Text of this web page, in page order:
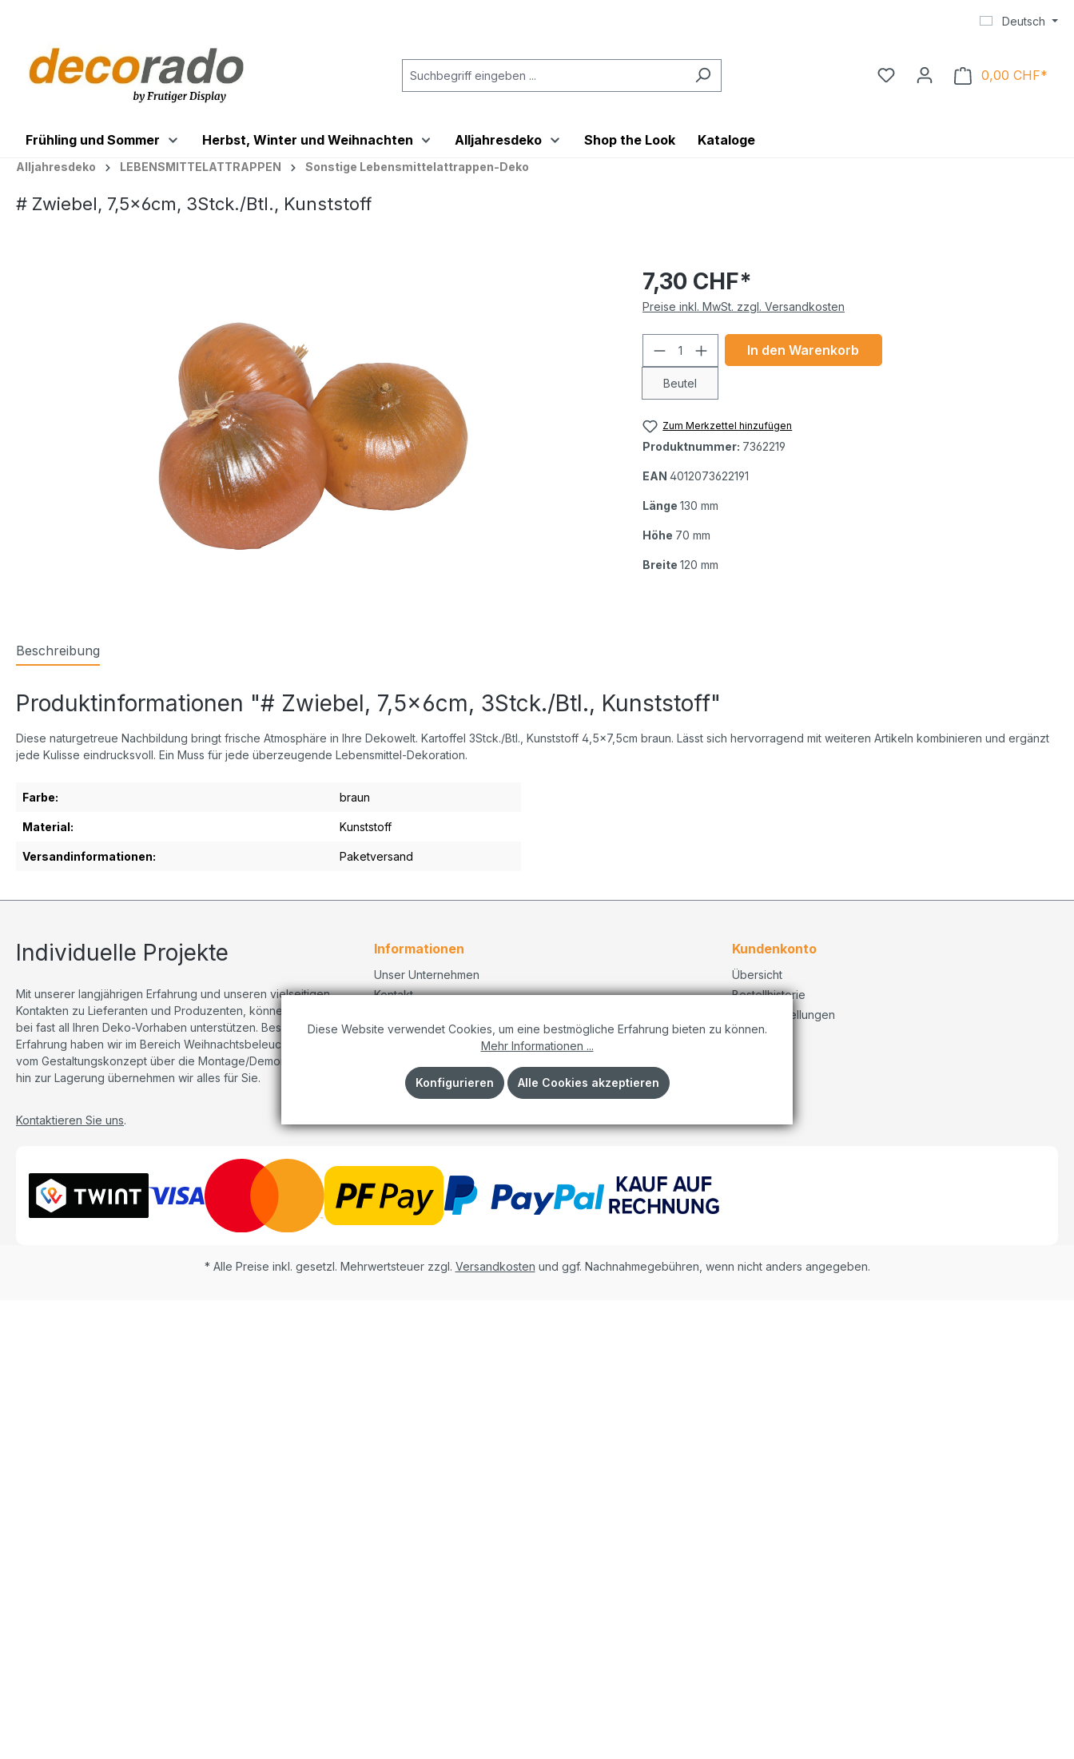
Deutsch
0,00 CHF*
Frühling und Sommer Herbst, Winter und Weihnachten Alljahresdeko Shop the Look Kataloge
Alljahresdeko LEBENSMITTELATTRAPPEN Sonstige Lebensmittelattrappen-Deko
# Zwiebel, 7,5x6cm, 3Stck./Btl., Kunststoff
7,30 CHF*
Preise inkl. MwSt. zzgl. Versandkosten
Produkt Anzahl: Gib den gewünschten Wert
Beutel
In den Warenkorb
Zum Merkzettel hinzufügen
Produktnummer: 7362219
EAN 4012073622191
Länge 130 mm
Höhe 70 mm
Breite 120 mm
Beschreibung
Produktinformationen "# Zwiebel, 7,5x6cm, 3Stck./Btl., Kunststoff"
Diese naturgetreue Nachbildung bringt frische Atmosphäre in Ihre Dekowelt. Kartoffel 3Stck./Btl., Kunststoff 4,5x7,5cm braun. Lässt sich hervorragend mit weiteren Artikeln kombinieren und ergänzt
jede Kulisse eindrucksvoll. Ein Muss für jede überzeugende Lebensmittel-Dekoration.
Farbe: braun
Material: Kunststoff
Versandinformationen: Paketversand
Individuelle Projekte
Mit unserer langjährigen Erfahrung und unseren vielseitigen
Kontakten zu Lieferanten und Produzenten, können wir Sie
bei fast all Ihren Deko-Vorhaben unterstützen. Besonders viel
Erfahrung haben wir im Bereich Weihnachtsbeleuchtungen,
vom Gestaltungskonzept über die Montage/Demontage bis
hin zur Lagerung übernehmen wir alles für Sie.
Kontaktieren Sie uns.
Informationen
Unser Unternehmen
Kontakt
Datenschutzerklärung
Dekorationskonzepte
Impressum
Kundenkonto
Übersicht
Bestellhistorie
Konto Einstellungen
* Alle Preise inkl. gesetzl. Mehrwertsteuer zzgl. Versandkosten und ggf. Nachnahmegebühren, wenn nicht anders angegeben.
Diese Website verwendet Cookies, um eine bestmögliche Erfahrung bieten zu können.
Mehr Informationen ...
Konfigurieren Alle Cookies akzeptieren